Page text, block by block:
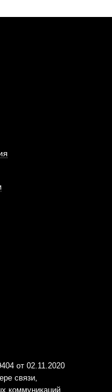
от 02.11.2020
связи,
коммуникаций